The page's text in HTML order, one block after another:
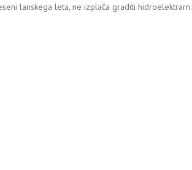
lanskega leta, ne izplača graditi hidroelektrarn.